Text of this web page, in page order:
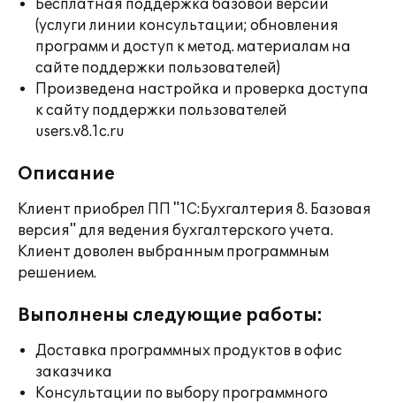
Бесплатная поддержка базовой версии
(услуги линии консультации; обновления
программ и доступ к метод. материалам на
сайте поддержки пользователей)
Произведена настройка и проверка доступа
к сайту поддержки пользователей
users.v8.1c.ru
Описание
Клиент приобрел ПП "1С:Бухгалтерия 8. Базовая
версия" для ведения бухгалтерского учета.
Клиент доволен выбранным программным
решением.
Выполнены следующие работы:
Доставка программных продуктов в офис
заказчика
Консультации по выбору программного